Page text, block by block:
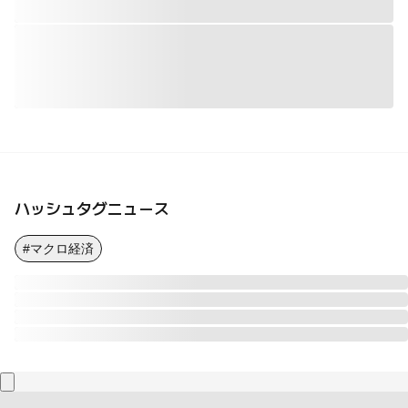
ハッシュタグニュース
#マクロ経済